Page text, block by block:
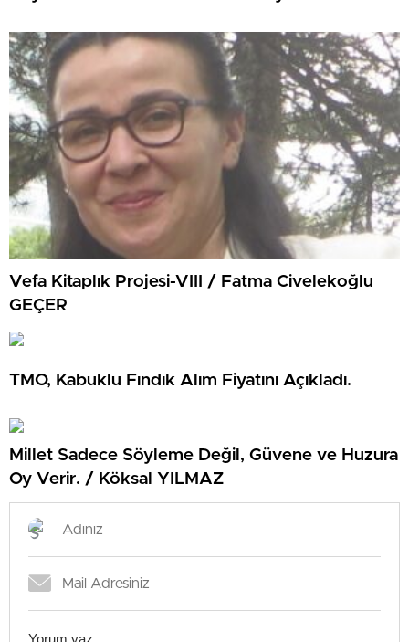
Vefa Kitaplık Projesi-VIII / Fatma Civelekoğlu
GEÇER
TMO, Kabuklu Fındık Alım Fiyatını Açıkladı.
Millet Sadece Söyleme Değil, Güvene ve Huzura
Oy Verir. / Köksal YILMAZ